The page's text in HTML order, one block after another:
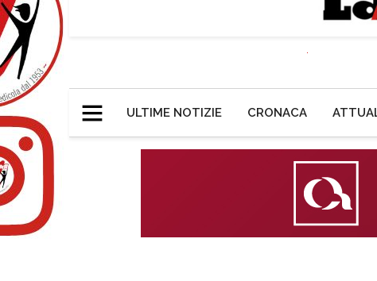
ULTIME NOTIZIE CRONACA